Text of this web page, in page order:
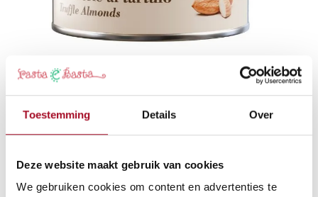
Toestemming Details Over
Deze website maakt gebruik van cookies
We gebruiken cookies om content en advertenties te
Amandelnootjes met truffelsmaak
50 gr
5,50€